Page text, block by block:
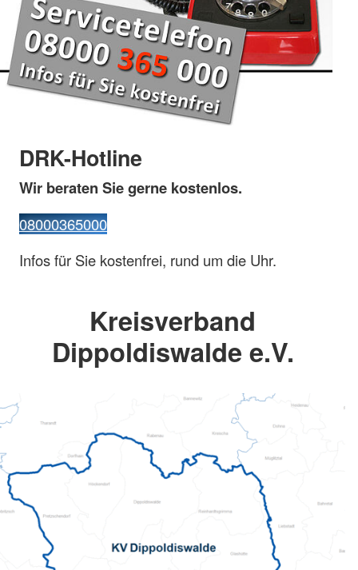
DRK-Hotline
Wir beraten Sie gerne kostenlos.
08000365000
Infos für Sie kostenfrei, rund um die Uhr.
Kreisverband
Dippoldiswalde e.V.